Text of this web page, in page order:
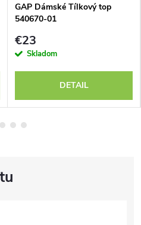
GAP Dámské Tílkový top
540670-01
€23
Skladom
DETAIL